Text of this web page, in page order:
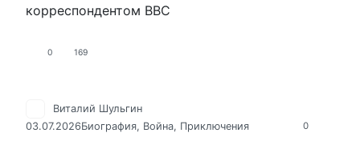
корреспондентом BBC
0 169
0
Виталий Шульгин
03.07.2026Биография, Война, Приключения